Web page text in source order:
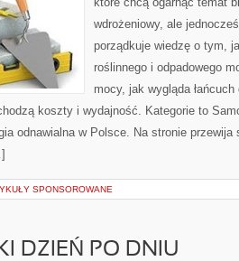
wdrożeniowy, ale
porządkuje wiedzę o tym,
roślinnego i odpadowego
mocy, jak wygląda
koszty i wydajność. Kategorie to
odnawialna w Polsce. Na stronie
SPONSOROWANE
DZIEŃ PO DNIU